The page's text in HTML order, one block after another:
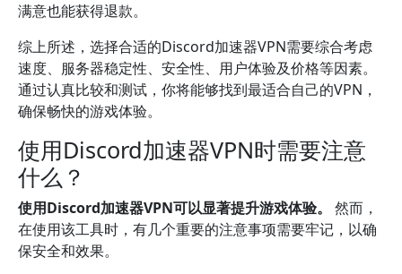
满意也能获得退款。
综上所述，选择合适的Discord加速器VPN需要综合考虑
速度、服务器稳定性、安全性、用户体验及价格等因素。
通过认真比较和测试，你将能够找到最适合自己的VPN，
确保畅快的游戏体验。
使用Discord加速器VPN时需要注意
什么？
使用Discord加速器VPN可以显著提升游戏体验。
然而，
在使用该工具时，有几个重要的注意事项需要牢记，以确
保安全和效果。